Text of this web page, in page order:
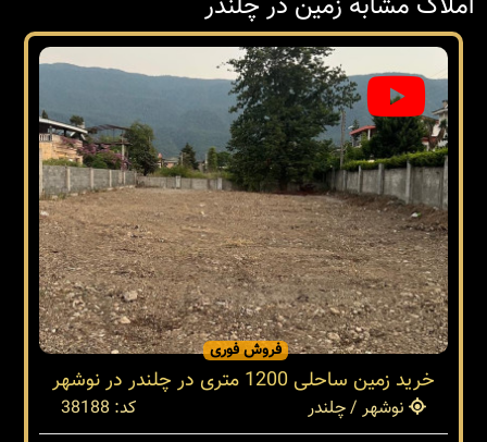
فروش فوری
خرید زمین ساحلی 1200 متری در چلندر در نوشهر
نوشهر / چلندر
کد: 38188